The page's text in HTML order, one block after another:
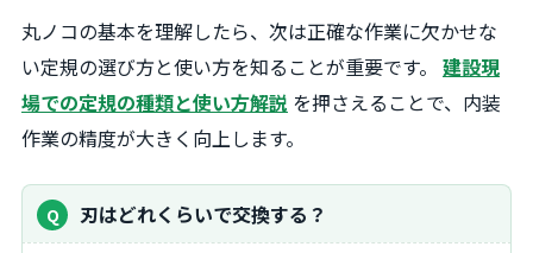
丸ノコの基本を理解したら、次は正確な作業に欠かせな
い定規の選び方と使い方を知ることが重要です。 建設現
場での定規の種類と使い方解説 を押さえることで、内装
作業の精度が大きく向上します。
刃はどれくらいで交換する？